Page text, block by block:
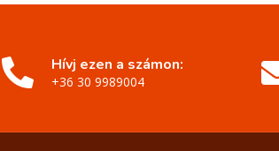
Hívj ezen a számon:
+36 30 9989004